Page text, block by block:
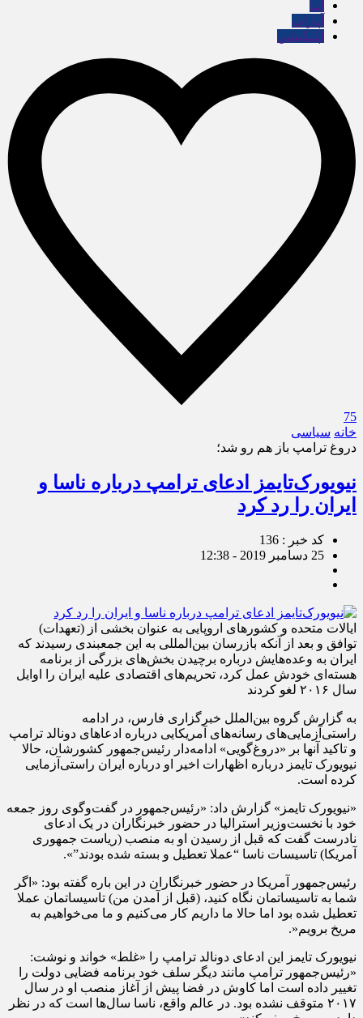
ایتا
آپارات
اپلیکیشن
75
خانه سیاسی
دروغ ترامپ باز هم رو شد؛
نیویورک‌تایمز ادعای ترامپ درباره ناسا و
ایران را رد کرد
کد خبر : 136
25 دسامبر 2019 - 12:38
ایالات متحده و کشورهای اروپایی به عنوان بخشی از (تعهدات)
توافق و بعد از آنکه بازرسان بین‌المللی به این جمعبندی رسیدند که
ایران به وعده‌هایش درباره برچیدن بخش‌های بزرگی از برنامه
هسته‌ای خودش عمل کرد، تحریم‌های اقتصادی علیه ایران را اوایل
سال ۲۰۱۶ لغو کردند
به گزارش گروه بین‌الملل خبرگزاری فارس، در ادامه
راستی‌‌آزمایی‌های رسانه‌های آمریکایی درباره ادعاهای دونالد ترامپ
و تاکید آنها بر «دروغ‌گویی‌» ادامه‌دار رئیس‌جمهور کشورشان، حالا
نیویورک تایمز درباره اظهارات اخیر او درباره ایران راستی‌آزمایی
کرده است.
«نیویورک تایمز» گزارش داد: «رئیس‌جمهور در گفت‌و‌گوی روز جمعه
خود با نخست‌وزیر استرالیا در حضور خبرنگاران در یک ادعای
نادرست گفت که قبل از رسیدن او به منصب (ریاست جمهوری
آمریکا) تاسیسات ناسا “عملا تعطیل و بسته شده بودند”».
رئیس‌جمهور آمریکا در حضور خبرنگاران در این باره گفته بود: «اگر
شما به تاسیساتمان نگاه کنید، (قبل از آمدن من) تاسیساتمان عملا
تعطیل شده بود اما حالا ما داریم کار می‌کنیم و ما می‌خواهیم به
مریخ برویم«.
نیویورک تایمز این ادعای دونالد ترامپ را «غلط» خواند و نوشت:
«رئیس‌جمهور ترامپ مانند دیگر سلف خود برنامه فضایی دولت را
تغییر داده است اما کاوش در فضا پیش از آغاز منصب او در سال
۲۰۱۷ متوقف نشده بود. در عالم واقع، ناسا سال‌ها است که در نظر